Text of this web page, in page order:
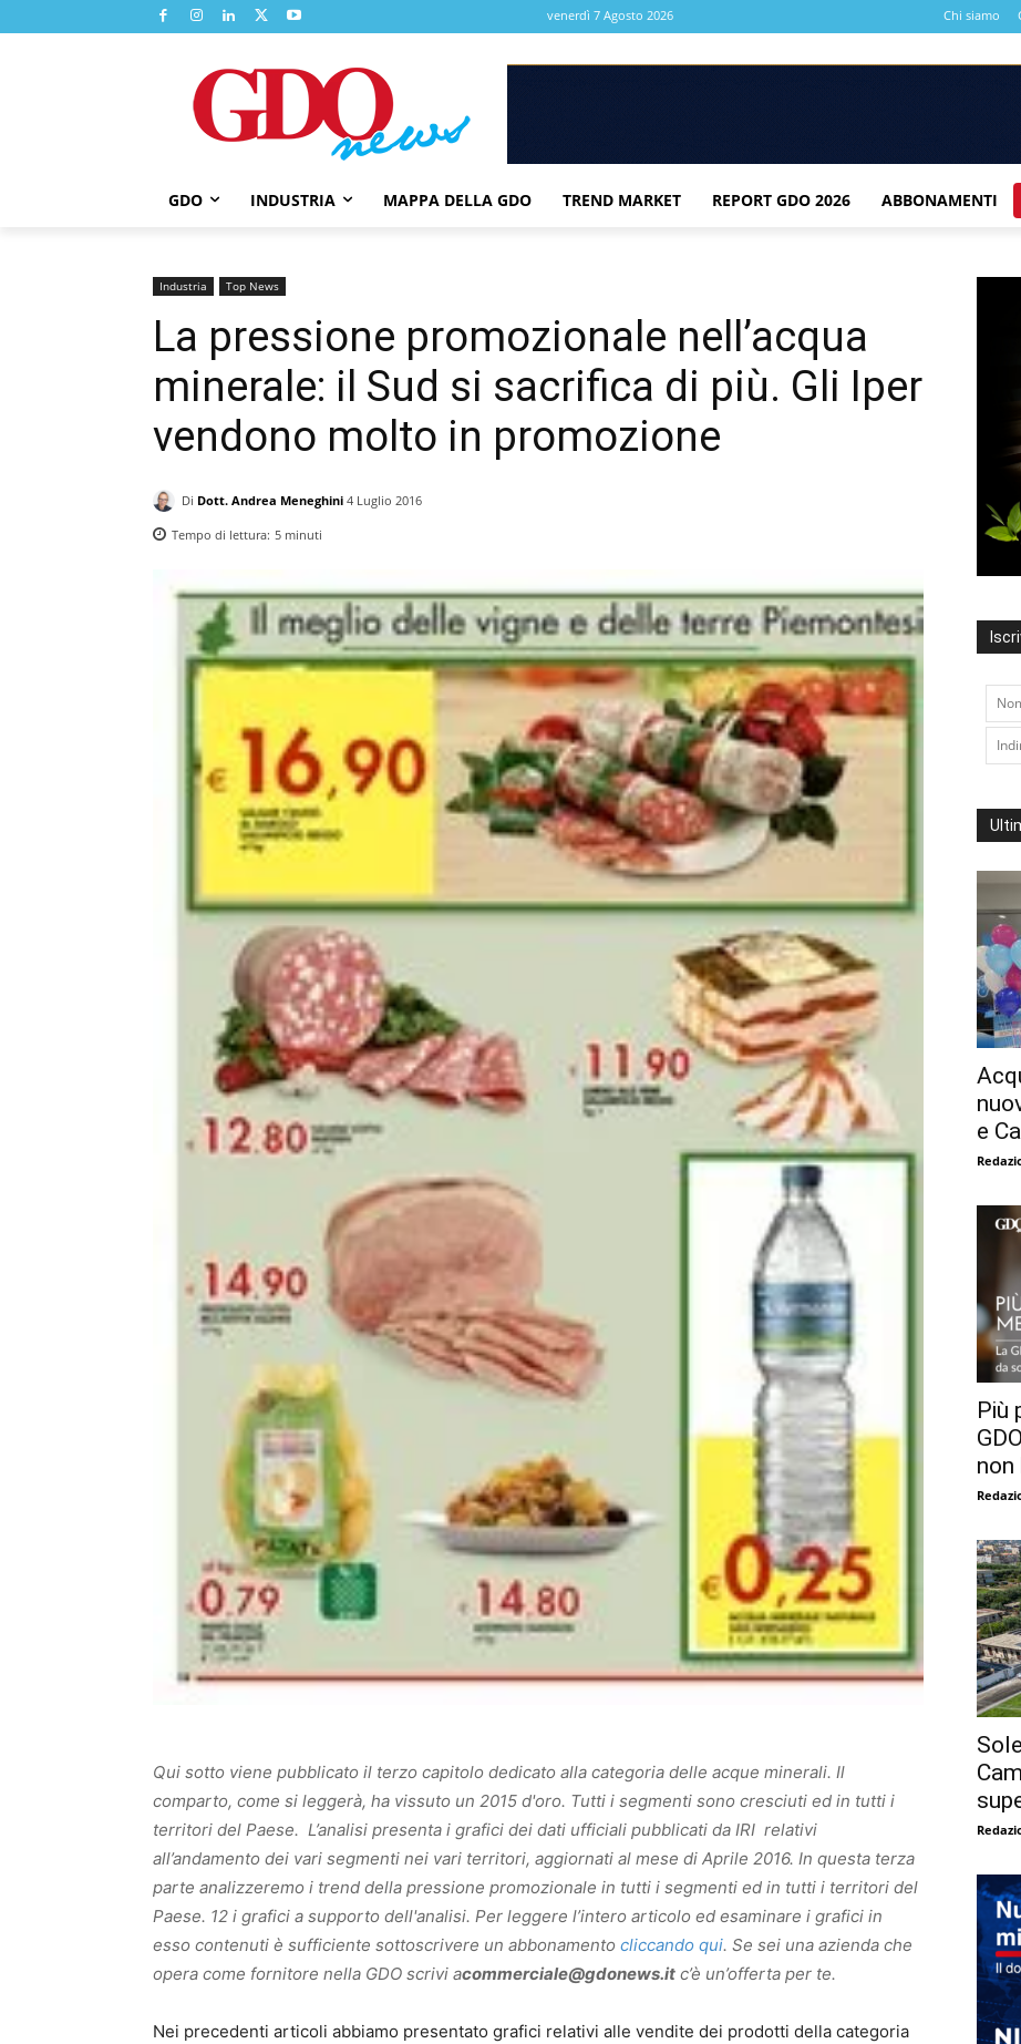
venerdì 7 Agosto 2026 Chi siamo
GDO INDUSTRIA MAPPA DELLA GDO TREND MARKET REPORT GDO 2026 ABBONAMENTI
Industria Top News
La pressione promozionale nell’acqua
minerale: il Sud si sacrifica di più. Gli Iper
vendono molto in promozione
Di Dott. Andrea Meneghini 4 Luglio 2016
Tempo di lettura: 5 minuti
Qui sotto viene pubblicato il terzo capitolo dedicato alla categoria delle acque minerali. Il
comparto, come si leggerà, ha vissuto un 2015 d'oro. Tutti i segmenti sono cresciuti ed in tutti i
territori del Paese. L’analisi presenta i grafici dei dati ufficiali pubblicati da IRI relativi
all’andamento dei vari segmenti nei vari territori, aggiornati al mese di Aprile 2016. In questa terza
parte analizzeremo i trend della pressione promozionale in tutti i segmenti ed in tutti i territori del
Paese. 12 i grafici a supporto dell'analisi. Per leggere l’intero articolo ed esaminare i grafici in
esso contenuti è sufficiente sottoscrivere un abbonamento cliccando qui. Se sei una azienda che
opera come fornitore nella GDO scrivi acommerciale@gdonews.it c’è un’offerta per te.
Nei precedenti articoli abbiamo presentato grafici relativi alle vendite dei prodotti della categoria
e
Più
non